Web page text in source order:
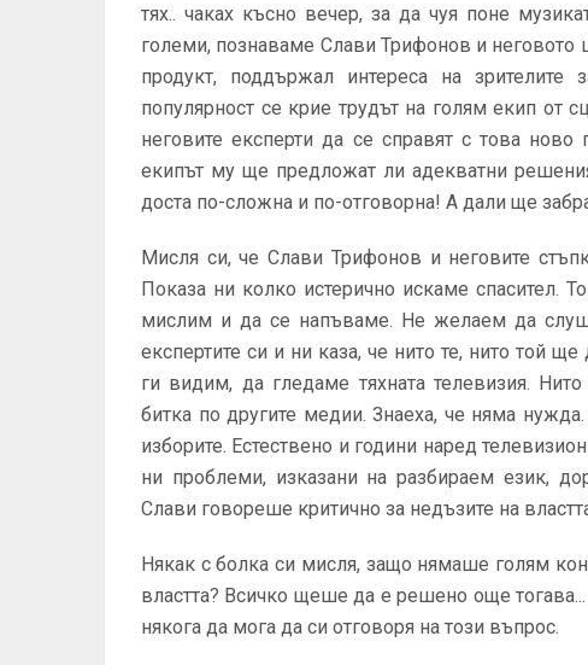
тях.. чаках късно вечер, за да чуя поне
големи, познаваме Слави Трифонов и
продукт, поддържал интереса на зрителите
популярност се крие трудът на голям екип от
неговите експерти да се справят с това ново
екипът му ще предложат ли адекватни
доста по-сложна и по-отговорна! А дали ще
Мисля си, че Слави Трифонов и неговите
Показа ни колко истерично искаме спасител.
мислим и да се напъваме. Не желаем да
експертите си и ни каза, че нито те, нито той
ги видим, да гледаме тяхната телевизия.
битка по другите медии. Знаеха, че няма
изборите. Естествено и години наред
ни проблеми, изказани на разбираем език,
Слави говореше критично за недъзите на
Някак с болка си мисля, защо нямаше голям
властта? Всичко щеше да е решено още
някога да мога да си отговоря на този въпрос.